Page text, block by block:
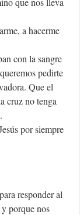
a hacerme
con la sangre
pedirte
Que el
cruz no tenga
por siempre
responder al
porque nos